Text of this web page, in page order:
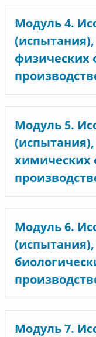
Модуль 4.
физических
Модуль 5.
химических
Модуль 6.
Модуль 7.